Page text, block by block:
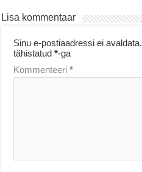
Lisa kommentaar
Sinu e-postiaadressi ei avaldata.
tähistatud*-ga
Kommenteeri*